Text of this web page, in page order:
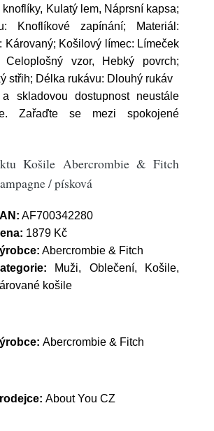
knoflíky, Kulatý lem, Náprsní kapsa;
Knoflíkové zapínání; Materiál:
Károvaný; Košilový límec: Límeček
Celoplošný vzor, Hebký povrch;
střih; Délka rukávu: Dlouhý rukáv
skladovou dostupnost neustále
Zařaďte se mezi spokojené
Košile Abercrombie & Fitch
/ písková
AF700342280
1879 Kč
Abercrombie & Fitch
Muži, Oblečení, Košile,
košile
Abercrombie & Fitch
About You CZ